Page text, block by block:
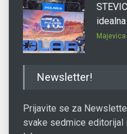
Newsletter!
Prijavite se za
svake sedmice editorijal